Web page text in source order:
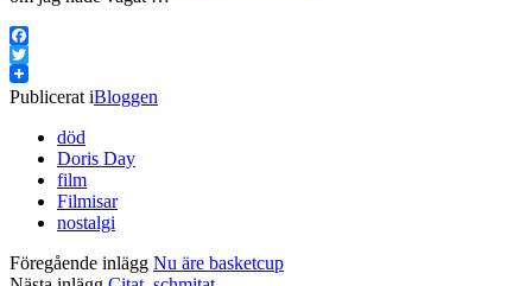
Facebook
Twitter
Publicerat iBloggen
död
Doris Day
film
Filmisar
nostalgi
Föregående inlägg Nu äre basketcup